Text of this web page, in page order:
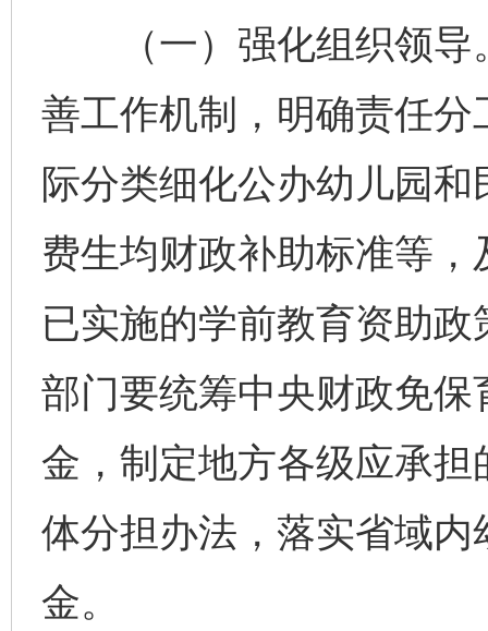
（一）强化组织领导
善工作机制，明确责任
际分类细化公办幼儿园
费生均财政补助标准等
已实施的学前教育资助
部门要统筹中央财政免
金，制定地方各级应承
体分担办法，落实省域
金。